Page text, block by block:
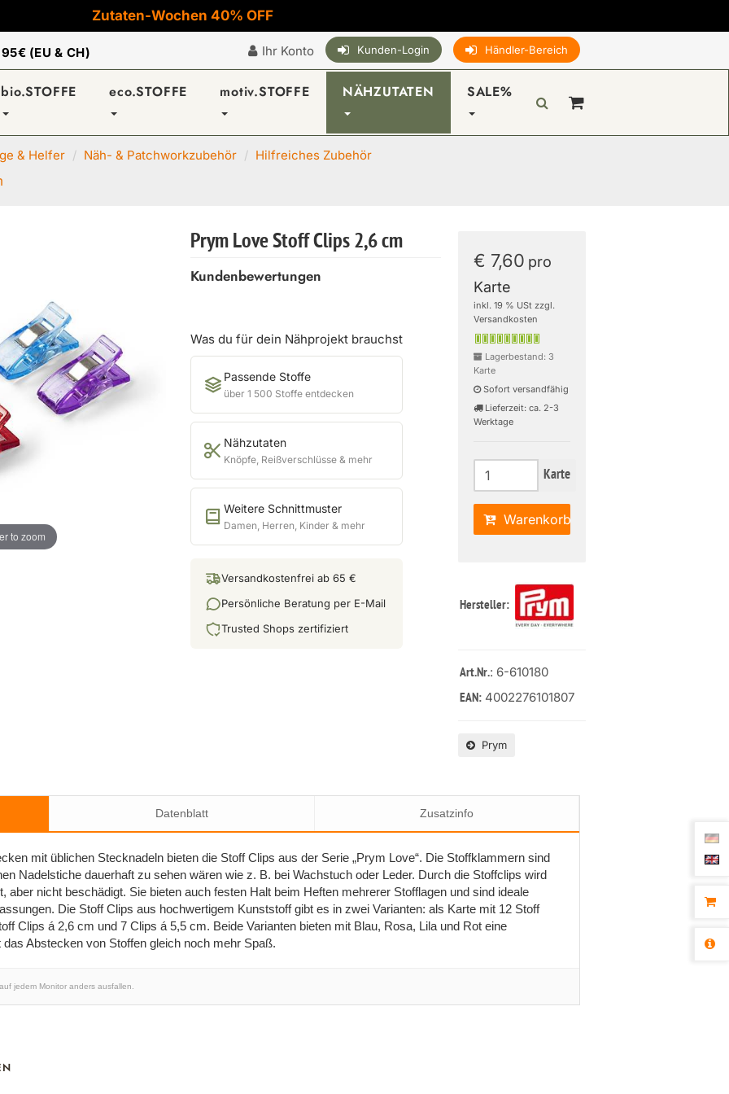
Zutaten-Wochen 40% OFF
95€ (EU & CH) Ihr Konto Kunden-Login Händler-Bereich
bio.STOFFE eco.STOFFE motiv.STOFFE NÄHZUTATEN SALE%
& Helfer Näh- & Patchworkzubehör Hilfreiches Zubehör
to zoom
Prym Love Stoff Clips 2,6 cm
Kundenbewertungen
Was du für dein Nähprojekt brauchst
Passende Stoffe
über 1 500 Stoffe entdecken
Nähzutaten
Knöpfe, Reißverschlüsse & mehr
Weitere Schnittmuster
Damen, Herren, Kinder & mehr
Versandkostenfrei ab 65 €
Persönliche Beratung per E-Mail
Trusted Shops zertifiziert
€ 7,60 pro
Karte
inkl. 19 % USt zzgl.
Versandkosten
Lagerbestand: 3
Karte
Sofort versandfähig
Lieferzeit: ca. 2-3
Werktage
Karte
Warenkorb
Hersteller:
Art.Nr.: 6-610180
EAN: 4002276101807
Prym
Datenblatt Zusatzinfo
mit üblichen Stecknadeln bieten die Stoff Clips aus der Serie „Prym Love“. Die Stoffklammern sind
Nadelstiche dauerhaft zu sehen wären wie z. B. bei Wachstuch oder Leder. Durch die Stoffclips wird
aber nicht beschädigt. Sie bieten auch festen Halt beim Heften mehrerer Stofflagen und sind ideale
Die Stoff Clips aus hochwertigem Kunststoff gibt es in zwei Varianten: als Karte mit 12 Stoff
Clips á 2,6 cm und 7 Clips á 5,5 cm. Beide Varianten bieten mit Blau, Rosa, Lila und Rot eine
Abstecken von Stoffen gleich noch mehr Spaß.
jedem Monitor anders ausfallen.